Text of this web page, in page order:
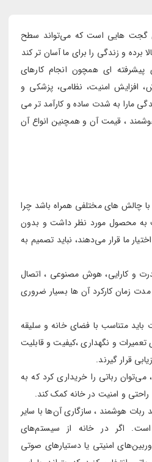
گجت هایی است که می‌تواند سطح
برده و زندگی را برای ما آسان تر کند
پیشرفته ای همچون انجام کارهای
افزایش امنیت، نظامی، پزشکی و
مارا به شدت ساده و کارآمد تر می
، قیمت آن و همچنین انواع آن
چالش های مختلفی همراه باشد چرا
به محصول مورد نظر داشت و بدون
ما قرار می‌دهند، نباید تصمیم به
و کارایی، هوش مصنوعی ، اتصال
مدت زمان کارکرد آن ها بسیار ضروری
باید متناسب با فضای خانه و سلیقه
و نگهداری ،کیفیت و قابلیت
قرار گیرند.
می‌توان رباتی را خریداری کرد که به
و امنیت در خانه کمک کند.
هوشمند ، سازگاری آن‌ها با سایر
اگر در خانه از سیستم‌های
امنیتی یا دستیارهای صوتی